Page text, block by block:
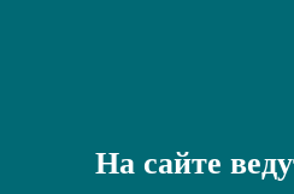
На сайте